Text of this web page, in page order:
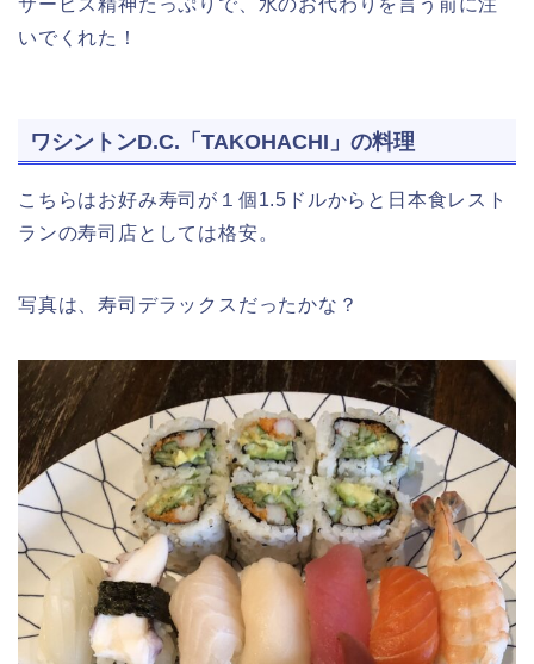
サービス精神たっぷりで、水のお代わりを言う前に注
いでくれた！
ワシントンD.C.「TAKOHACHI」の料理
こちらはお好み寿司が１個1.5ドルからと日本食レスト
ランの寿司店としては格安。
写真は、寿司デラックスだったかな？